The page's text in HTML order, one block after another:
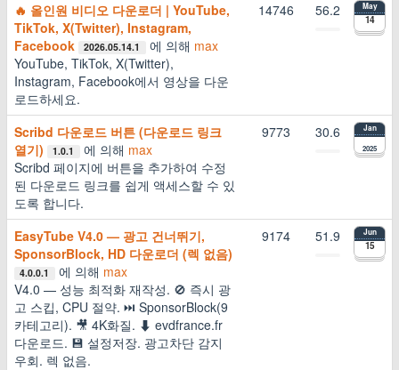
🔥 올인원 비디오 다운로더 | YouTube,
TikTok, X(Twitter), Instagram,
Facebook
2026.05.14.1 에 의해 max
YouTube, TikTok, X(Twitter),
Instagram, Facebook에서 영상을 다운
로드하세요.
14746 56.2 May
14
Scribd 다운로드 버튼 (다운로드 링크
열기)
1.0.1 에 의해 max
Scribd 페이지에 버튼을 추가하여 수정
된 다운로드 링크를 쉽게 액세스할 수 있
도록 합니다.
9773 30.6 Jan
2025
EasyTube V4.0 — 광고 건너뛰기,
SponsorBlock, HD 다운로더 (렉 없음)
4.0.0.1 에 의해 max
V4.0 — 성능 최적화 재작성. 🚫 즉시 광
고 스킵, CPU 절약. ⏭ SponsorBlock(9
카테고리). 🎥 4K화질. ⬇ evdfrance.fr
다운로드. 💾 설정저장. 광고차단 감지
우회. 렉 없음.
9174 51.9 Jun
15